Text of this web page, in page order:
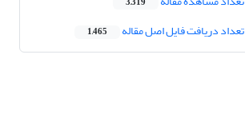
تعداد دریافت فایل اصل مقاله 1,465